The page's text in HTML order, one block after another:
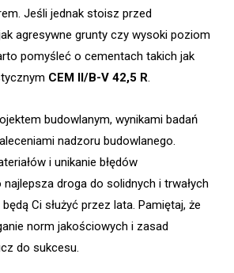
Jeśli jednak stoisz przed
agresywne grunty czy wysoki poziom
pomyśleć o cementach takich jak
CEM II/B-V 42,5 R.
budowlanym, wynikami badań
nadzoru budowlanego.
i unikanie błędów
droga do solidnych i trwałych
Ci służyć przez lata. Pamiętaj, że
norm jakościowych i zasad
do sukcesu.